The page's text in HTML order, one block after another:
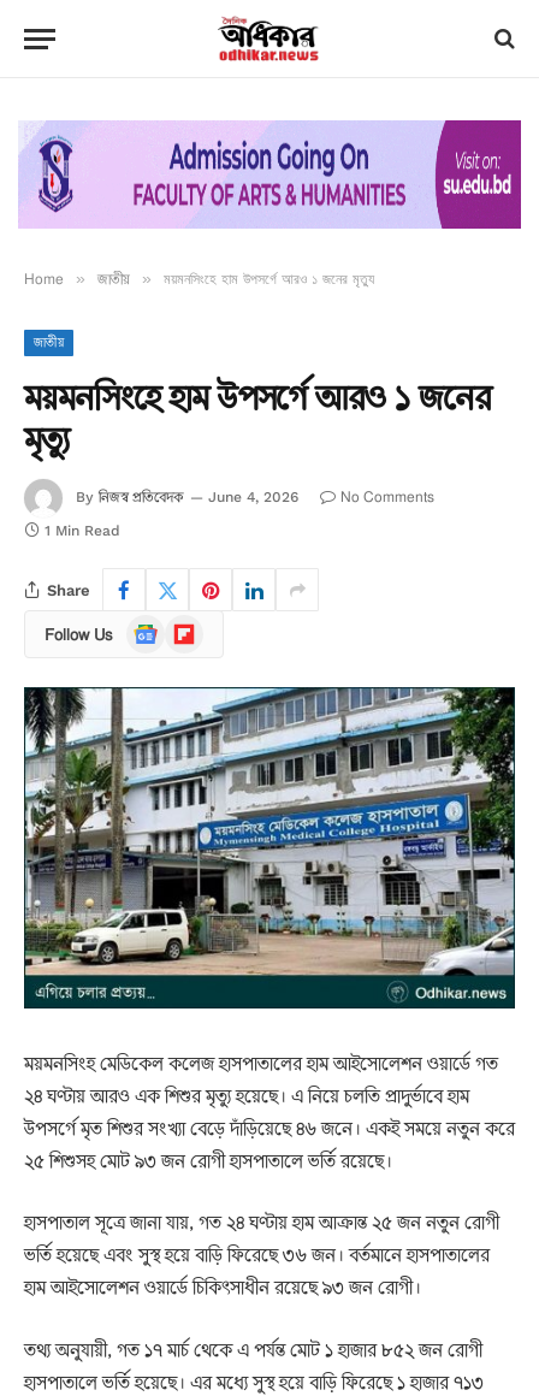
Home » জাতীয় » ময়মনসিংহে হাম উপসর্গে আরও ১ জনের মৃত্যু
জাতীয়
ময়মনসিংহে হাম উপসর্গে আরও ১ জনের
মৃত্যু
By নিজস্ব প্রতিবেদক June 4, 2026 No Comments
1 Min Read
Share
Follow Us
Google
News
Flipboard
ময়মনসিংহ মেডিকেল কলেজ হাসপাতালের হাম আইসোলেশন ওয়ার্ডে গত
২৪ ঘণ্টায় আরও এক শিশুর মৃত্যু হয়েছে। এ নিয়ে চলতি প্রাদুর্ভাবে হাম
উপসর্গে মৃত শিশুর সংখ্যা বেড়ে দাঁড়িয়েছে ৪৬ জনে। একই সময়ে নতুন করে
২৫ শিশুসহ মোট ৯৩ জন রোগী হাসপাতালে ভর্তি রয়েছে।
হাসপাতাল সূত্রে জানা যায়, গত ২৪ ঘণ্টায় হাম আক্রান্ত ২৫ জন নতুন রোগী
ভর্তি হয়েছে এবং সুস্থ হয়ে বাড়ি ফিরেছে ৩৬ জন। বর্তমানে হাসপাতালের
হাম আইসোলেশন ওয়ার্ডে চিকিৎসাধীন রয়েছে ৯৩ জন রোগী।
তথ্য অনুযায়ী, গত ১৭ মার্চ থেকে এ পর্যন্ত মোট ১ হাজার ৮৫২ জন রোগী
হাসপাতালে ভর্তি হয়েছে। এর মধ্যে সুস্থ হয়ে বাড়ি ফিরেছে ১ হাজার ৭১৩